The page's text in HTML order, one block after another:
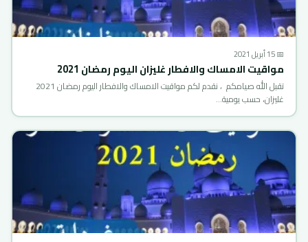
📅 15 أبريل 2021
مواقيت الامساك والافطار غليزان اليوم رمضان 2021
تقبل الله صيامكم ، نقدم لكم مواقيت الامساك والافطار اليوم رمضان 2021
غليزان، حسب يومية…